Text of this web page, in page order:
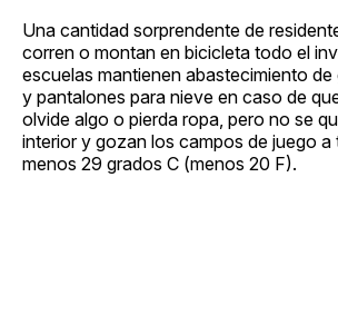
Una cantidad sorprendente de
corren o montan en bicicleta todo el
escuelas mantienen abastecimiento de
y pantalones para nieve en caso de
olvide algo o pierda ropa, pero no se
interior y gozan los campos de juego a
menos 29 grados C (menos 20 F).